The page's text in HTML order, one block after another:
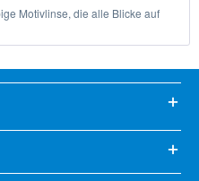
Motivlinse, die alle Blicke auf